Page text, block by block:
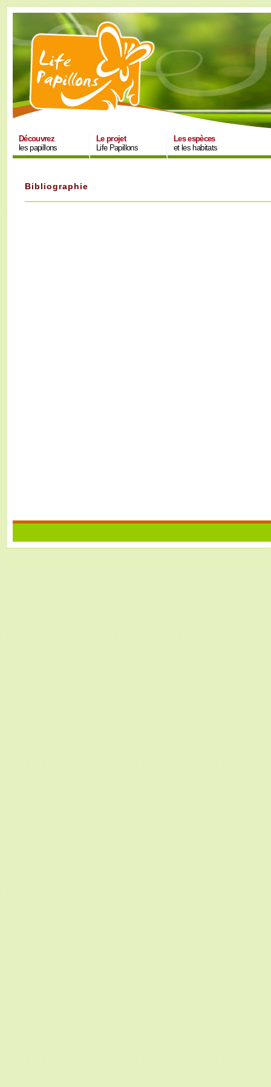
Découvrez
les papillons
Le projet
Life Papillons
Les espèces
et les habitats
Bibliographie